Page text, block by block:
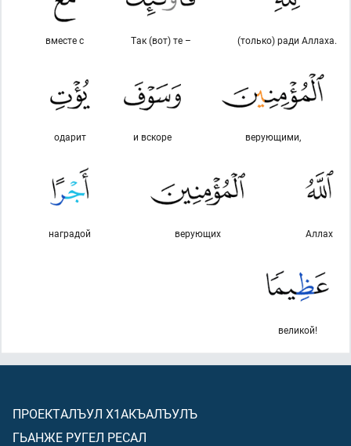
(только) ради Аллаха.
Так (вот) те –
вместе с
верующими,
и вскоре
одарит
Аллах
верующих
наградой
великой!
ПРОЕКТАЛЪУЛ Х1АКЪАЛЪУЛЪ
ГЬАНЖЕ РУГЕЛ РЕСАЛ